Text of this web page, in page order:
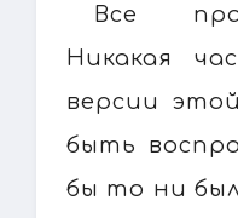
Все
Никакая
версии
быть
бы то ни